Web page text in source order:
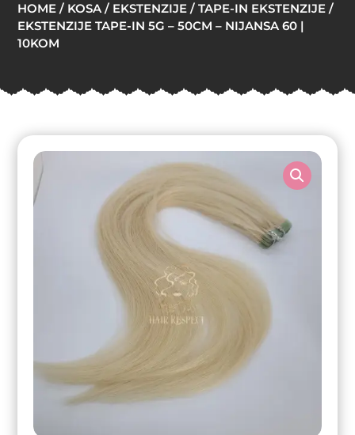
HOME / KOSA / EKSTENZIJE /TAPE-IN EKSTENZIJE /
EKSTENZIJE TAPE-IN 5G – 50CM – NIJANSA 60 |
10KOM